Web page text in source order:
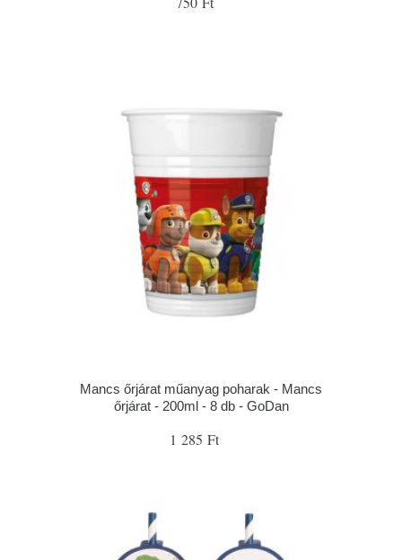
Mancs őrjárat műanyag poharak - Mancs
őrjárat - 200ml - 8 db - GoDan
1 285 Ft